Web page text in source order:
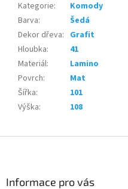
Kategorie:
Komody
Barva:
Šedá
Dekor dřeva: Grafit
Hloubka:
41
Materiál:
Lamino
Povrch:
Mat
Šířka:
101
Výška: 108
Informace pro vás